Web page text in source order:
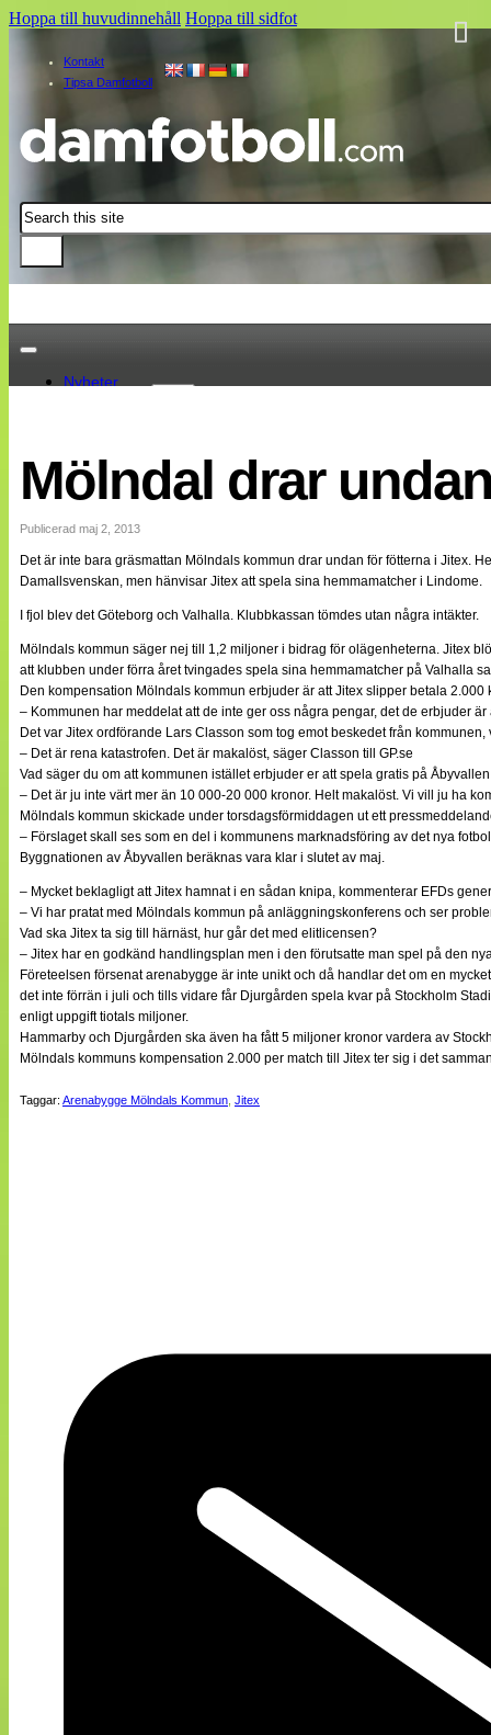
Hoppa till huvudinnehåll Hoppa till sidfot
Kontakt
Tipsa Damfotboll
Sök
Nyheter
Landslaget
EM 2013
Internationellt
Bildreportage
Bloggar
Lagen
Webb-TV
Medlemsbilder
Till klubbkassan
NÄTverket
Split vision
Om oss
Mölndal drar
Publicerad maj 2, 2013
Det är inte bara gräsmattan Mölndals kommun drar undan för fötterna i Jitex.
Damallsvenskan, men hänvisar Jitex att spela sina hemmamatcher i Lindome.
I fjol blev det Göteborg och Valhalla. Klubbkassan tömdes utan några intäkter.
Mölndals kommun säger nej till 1,2 miljoner i bidrag för olägenheterna. Jitex
att klubben under förra året tvingades spela sina hemmamatcher på Valhalla
Den kompensation Mölndals kommun erbjuder är att Jitex slipper betala
– Kommunen har meddelat att de inte ger oss några pengar, det de erbjuder
Det var Jitex ordförande Lars Classon som tog emot beskedet från kommunen,
– Det är rena katastrofen. Det är makalöst, säger Classon till GP.se
Vad säger du om att kommunen istället erbjuder er att spela gratis på
– Det är ju inte värt mer än 10 000-20 000 kronor. Helt makalöst. Vi vill ju ha
Mölndals kommun skickade under torsdagsförmiddagen ut ett
– Förslaget skall ses som en del i kommunens marknadsföring av det nya
Byggnationen av Åbyvallen beräknas vara klar i slutet av maj.
– Mycket beklagligt att Jitex hamnat i en sådan knipa, kommenterar EFDs
– Vi har pratat med Mölndals kommun på anläggningskonferens och ser
Vad ska Jitex ta sig till härnäst, hur går det med elitlicensen?
– Jitex har en godkänd handlingsplan men i den förutsatte man spel på den
Företeelsen försenat arenabygge är inte unikt och då handlar det om en
det inte förrän i juli och tills vidare får Djurgården spela kvar på Stockholm
enligt uppgift tiotals miljoner.
Hammarby och Djurgården ska även ha fått 5 miljoner kronor vardera av
Mölndals kommuns kompensation 2.000 per match till Jitex ter sig i det
Taggar: Arenabygge Mölndals Kommun Jitex